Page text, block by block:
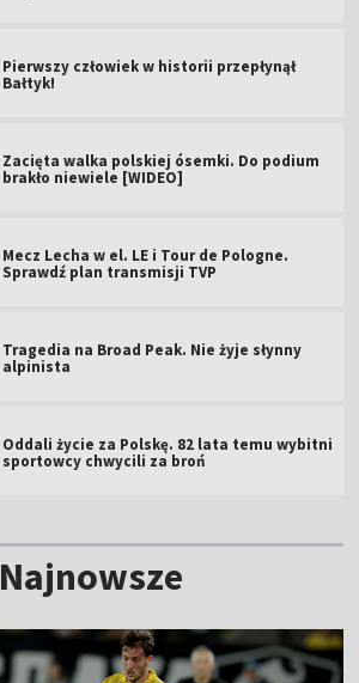
Pierwszy człowiek w historii przepłynął
Bałtyk!
Zacięta walka polskiej ósemki. Do podium
brakło niewiele [WIDEO]
Mecz Lecha w el. LE i Tour de Pologne.
Sprawdź plan transmisji TVP
Tragedia na Broad Peak. Nie żyje słynny
alpinista
Oddali życie za Polskę. 82 lata temu wybitni
sportowcy chwycili za broń
Najnowsze